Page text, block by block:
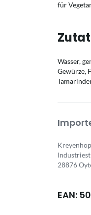
für
Wasser,
Gewürze,
28876
EAN: